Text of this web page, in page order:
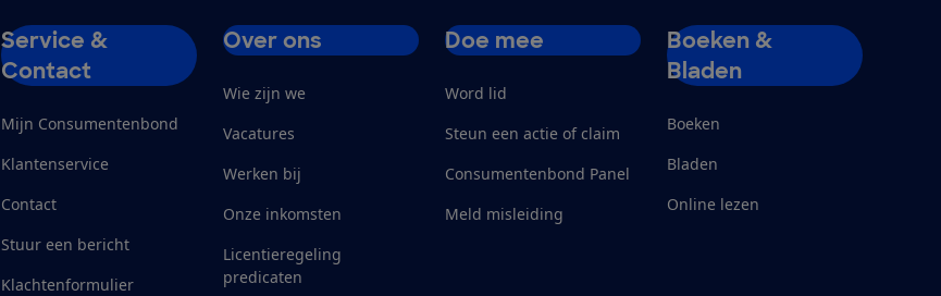
Service &
Contact
Mijn Consumentenbond
Klantenservice
Contact
Stuur een bericht
Klachtenformulier
Over ons
Wie zijn we
Vacatures
Werken bij
Onze inkomsten
Licentieregeling
predicaten
Doe mee
Word lid
Steun een actie of claim
Consumentenbond Panel
Meld misleiding
Boeken &
Bladen
Boeken
Bladen
Online lezen